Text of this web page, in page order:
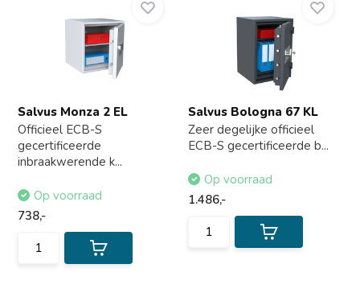
Salvus Monza 2 EL
Officieel ECB-S
gecertificeerde
inbraakwerende k...
Op voorraad
738,-
Salvus Bologna 67 KL
Zeer degelijke officieel
ECB-S gecertificeerde b...
Op voorraad
1.486,-